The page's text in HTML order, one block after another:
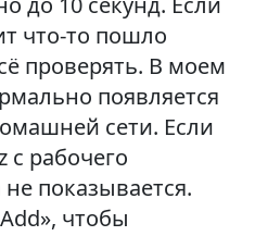
что-то пошло
проверять. В моем
появляется
сети. Если
с рабочего
показывается.
чтобы